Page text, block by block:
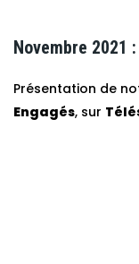
Novembre 2021 :
Présentation de
Engagés, sur